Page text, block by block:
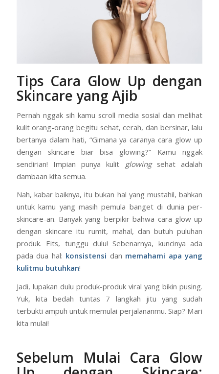
Tips Cara Glow Up dengan
Skincare yang Ajib
Pernah nggak sih kamu scroll media sosial dan melihat
kulit orang-orang begitu sehat, cerah, dan bersinar, lalu
bertanya dalam hati, “Gimana ya caranya cara glow up
dengan skincare biar bisa glowing?” Kamu nggak
sendirian! Impian punya kulitglowingsehat adalah
dambaan kita semua.
Nah, kabar baiknya, itu bukan hal yang mustahil, bahkan
untuk kamu yang masih pemula banget di dunia per-
skincare-an. Banyak yang berpikir bahwa cara glow up
dengan skincare itu rumit, mahal, dan butuh puluhan
produk. Eits, tunggu dulu! Sebenarnya, kuncinya ada
pada dua hal:konsistensidanmemahami apa yang
kulitmu butuhkan !
Jadi, lupakan dulu produk-produk viral yang bikin pusing.
Yuk, kita bedah tuntas 7 langkah jitu yang sudah
kita mulai!